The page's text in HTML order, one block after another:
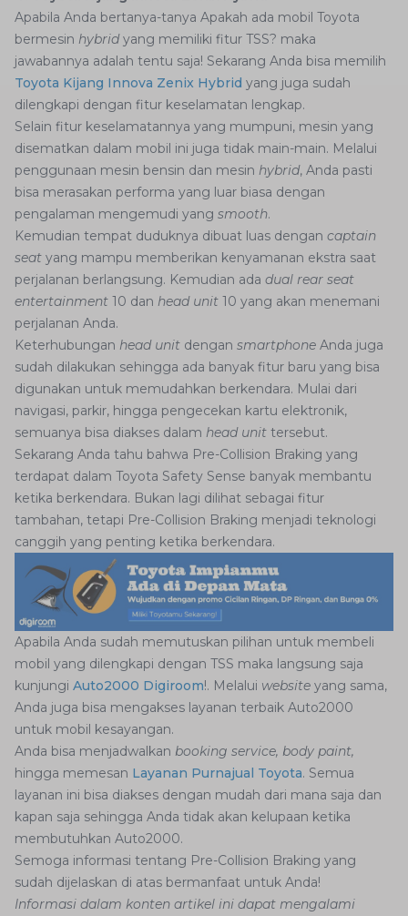
Apabila Anda bertanya-tanya Apakah ada mobil Toyota
bermesin hybridyang memiliki fitur TSS? maka
jawabannya adalah tentu saja! Sekarang Anda bisa memilih
Toyota Kijang Innova Zenix Hybrid yang juga sudah
dilengkapi dengan fitur keselamatan lengkap.
Selain fitur keselamatannya yang mumpuni, mesin yang
disematkan dalam mobil ini juga tidak main-main. Melalui
penggunaan mesin bensin dan mesin hybrid, Anda pasti
bisa merasakan performa yang luar biasa dengan
pengalaman mengemudi yang smooth.
Kemudian tempat duduknya dibuat luas dengan captain
seat yang mampu memberikan kenyamanan ekstra saat
perjalanan berlangsung. Kemudian ada dual rear seat
entertainment 10 dan head unit 10 yang akan menemani
perjalanan Anda.
Keterhubungan head unit dengan smartphone Anda juga
sudah dilakukan sehingga ada banyak fitur baru yang bisa
digunakan untuk memudahkan berkendara. Mulai dari
navigasi, parkir, hingga pengecekan kartu elektronik,
semuanya bisa diakses dalam head unit tersebut.
Sekarang Anda tahu bahwa Pre-Collision Braking yang
terdapat dalam Toyota Safety Sense banyak membantu
ketika berkendara. Bukan lagi dilihat sebagai fitur
tambahan, tetapi Pre-Collision Braking menjadi teknologi
canggih yang penting ketika berkendara.
Apabila Anda sudah memutuskan pilihan untuk membeli
mobil yang dilengkapi dengan TSS maka langsung saja
kunjungi Auto2000 Digiroom!. Melalui website yang sama,
Anda juga bisa mengakses layanan terbaik Auto2000
untuk mobil kesayangan.
Anda bisa menjadwalkan booking service, body paint,
hingga memesan Layanan Purnajual Toyota. Semua
layanan ini bisa diakses dengan mudah dari mana saja dan
kapan saja sehingga Anda tidak akan kelupaan ketika
membutuhkan Auto2000.
Semoga informasi tentang Pre-Collision Braking yang
sudah dijelaskan di atas bermanfaat untuk Anda!
Informasi dalam konten artikel ini dapat mengalami